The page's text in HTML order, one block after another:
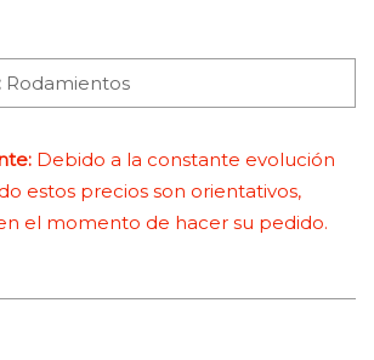
Rodamientos
Debido a la constante evolución
estos precios son orientativos,
el momento de hacer su pedido.